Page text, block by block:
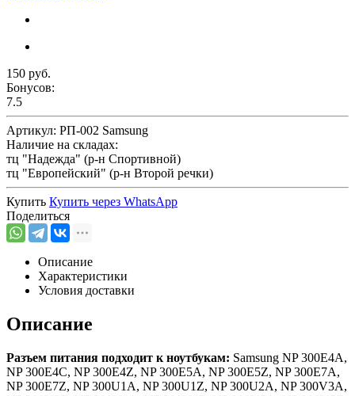
150 руб.
Бонусов:
7.5
Артикул: РП-002 Samsung
Наличие на складах:
тц "Надежда" (р-н Спортивной)
тц "Европейский" (р-н Второй речки)
Купить Купить через WhatsApp
Поделиться
Описание
Характеристики
Условия доставки
Описание
Разъем питания подходит к ноутбукам: Samsung NP 300E4A,
NP 300E4C, NP 300E4Z, NP 300E5A, NP 300E5Z, NP 300E7A,
NP 300E7Z, NP 300U1A, NP 300U1Z, NP 300U2A, NP 300V3A,